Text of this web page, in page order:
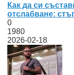
Как да си
отслабване:
0
1980
2026-02-18